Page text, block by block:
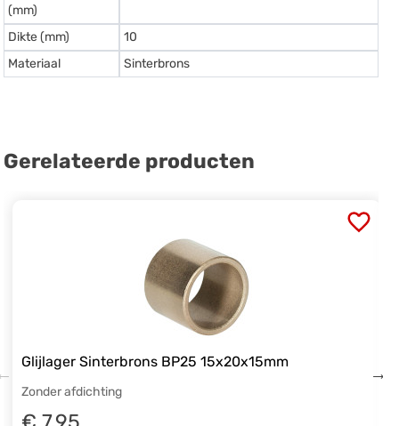
(mm)
Dikte (mm)
10
Materiaal
Sinterbrons
Gerelateerde producten
Glijlager Sinterbrons BP25 15x20x15mm
Zonder afdichting